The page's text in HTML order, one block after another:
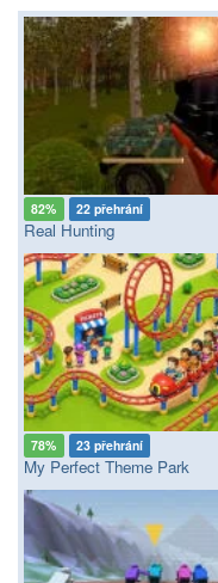
82% 22 přehrání
Real Hunting
78% 23 přehrání
My Perfect Theme Park